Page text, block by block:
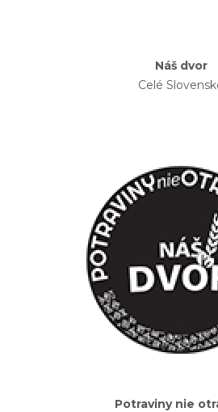
Náš dvor
Celé
Potraviny nie